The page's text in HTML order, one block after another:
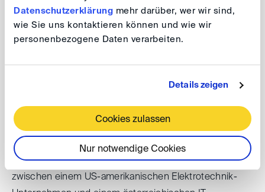
Datenschutzerklärung mehr darüber, wer wir sind,
wie Sie uns kontaktieren können und wie wir
personenbezogene Daten verarbeiten.
Details zeigen
Cookies zulassen
Nur notwendige Cookies
Konzern und einem russischen Rohstoffproduzenten im
Zusammenhang mit der Lieferung einer
Ölverarbeitungsanlage. (ICC, Schiedsort: Zürich,
Energieversorgungsunternehmen wegen Mängel und
Folgeschäden im Zusammenhang mit der Lieferung
eines Kraftwerks. (WKO, Schiedsort: Graz, materielles
Recht: UN-Kaufrecht, Österreich); Rechtsstreit
zwischen einem US-amerikanischen Elektrotechnik-